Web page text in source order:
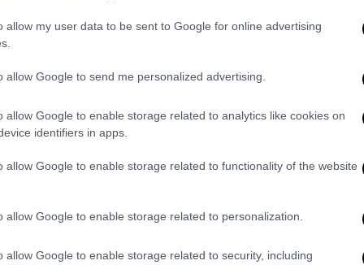
allow my user data to be sent to Google for online advertising
allow Google to send me personalized advertising.
allow Google to enable storage related to analytics like cookies on
identifiers in apps.
allow Google to enable storage related to functionality of the website
allow Google to enable storage related to personalization.
allow Google to enable storage related to security, including
τη στήριξη του παιδιού που
που δέχτηκε
για το bullying με μια